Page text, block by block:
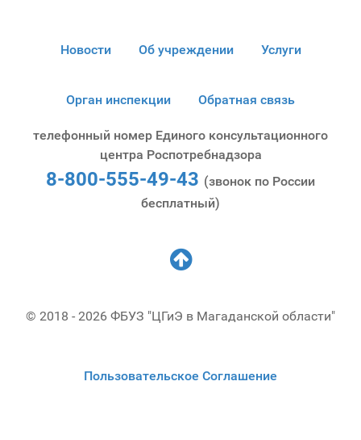
Новости Об учреждении Услуги
Орган инспекции Обратная связь
телефонный номер Единого консультационного
центра Роспотребнадзора
8-800-555-49-43 (звонок по России
бесплатный)
© 2018 - 2026 ФБУЗ "ЦГиЭ в Магаданской области"
Пользовательское Соглашение